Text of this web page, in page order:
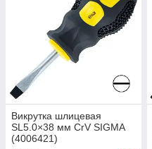
Викрутка шлицевая
SL5.0×38 мм CrV SIGMA
(4006421)